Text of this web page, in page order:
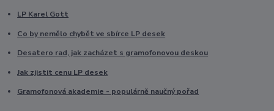
LP Karel Gott
Co by nemělo chybět ve sbírce LP desek
Desatero rad, jak zacházet s gramofonovou deskou
Jak zjistit cenu LP desek
Gramofonová akademie - populárně naučný pořad